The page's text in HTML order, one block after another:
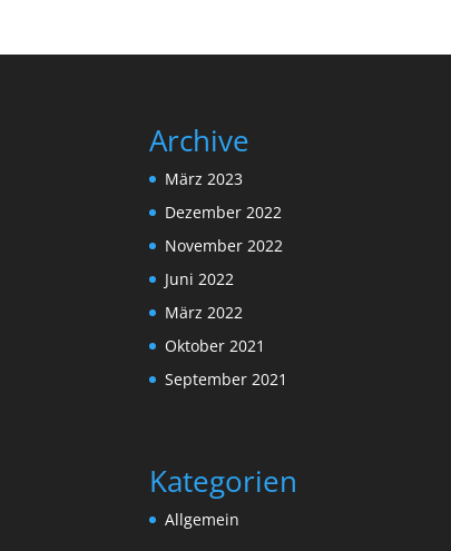
Archive
März 2023
Dezember 2022
November 2022
Juni 2022
März 2022
Oktober 2021
September 2021
Kategorien
Allgemein